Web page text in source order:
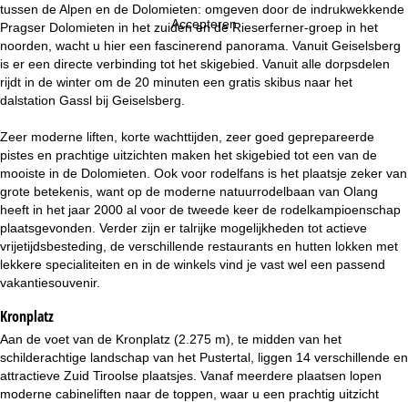
Accepteren
a
g
n
a
tussen de Alpen en de Dolomieten: omgeven door de indrukwekkende
Pragser Dolomieten in het zuiden en de Rieserferner-groep in het
noorden, wacht u hier een fascinerend panorama. Vanuit Geiselsberg
is er een directe verbinding tot het skigebied. Vanuit alle dorpsdelen
rijdt in de winter om de 20 minuten een gratis skibus naar het
dalstation Gassl bij Geiselsberg.
Zeer moderne liften, korte wachttijden, zeer goed geprepareerde
pistes en prachtige uitzichten maken het skigebied tot een van de
mooiste in de Dolomieten. Ook voor rodelfans is het plaatsje zeker van
grote betekenis, want op de moderne natuurrodelbaan van Olang
heeft in het jaar 2000 al voor de tweede keer de rodelkampioenschap
plaatsgevonden. Verder zijn er talrijke mogelijkheden tot actieve
vrijetijdsbesteding, de verschillende restaurants en hutten lokken met
lekkere specialiteiten en in de winkels vind je vast wel een passend
vakantiesouvenir.
Kronplatz
Aan de voet van de Kronplatz (2.275 m), te midden van het
schilderachtige landschap van het Pustertal, liggen 14 verschillende en
attractieve Zuid Tiroolse plaatsjes. Vanaf meerdere plaatsen lopen
moderne cabineliften naar de toppen, waar u een prachtig uitzicht